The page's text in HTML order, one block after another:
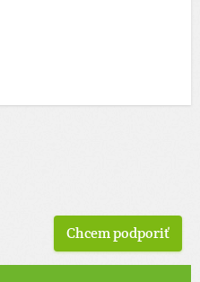
Chcem podporiť